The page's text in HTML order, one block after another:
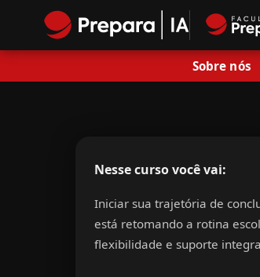
Sobre nós
Nesse curso você vai:
Iniciar sua trajetória de
está retomando a rotina
flexibilidade e suporte